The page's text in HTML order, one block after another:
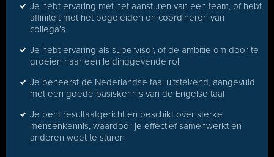
Je hebt ervaring met het aansturen van een team, of hebt
affiniteit met het begeleiden en coördineren van
collega’s
Je hebt ervaring als supervisor, of de ambitie om door te
groeien naar een leidinggevende rol
Je beheerst de Nederlandse taal uitstekend, aangevuld
met een goede basiskennis van de Engelse taal
Je bent resultaatgericht en beschikt over sterke
mensenkennis, waardoor je effectief samenwerkt en
anderen weet te sturen